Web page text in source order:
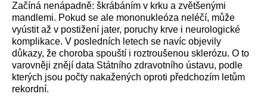
Začíná nenápadně: škrábáním v krku a zvětšenými
mandlemi. Pokud se ale mononukleóza neléčí, může
vyústit až v postižení jater, poruchy krve i neurologické
komplikace. V posledních letech se navíc objevily
důkazy, že choroba spouští i roztroušenou sklerózu. O to
varovněji znějí data Státního zdravotního ústavu, podle
kterých jsou počty nakažených oproti předchozím letům
rekordní.